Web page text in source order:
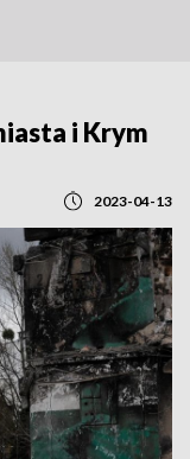
i Krym
2023-04-13